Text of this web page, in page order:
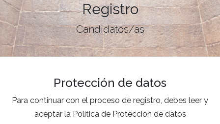
Registro
Candidatos/as
Protección de datos
Para continuar con el proceso de registro, debes leer y
aceptar la Política de Protección de datos